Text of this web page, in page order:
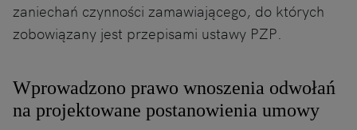
zaniechań czynności zamawiającego, do których
zobowiązany jest przepisami ustawy PZP.
Wprowadzono prawo wnoszenia odwołań
na projektowane postanowienia umowy